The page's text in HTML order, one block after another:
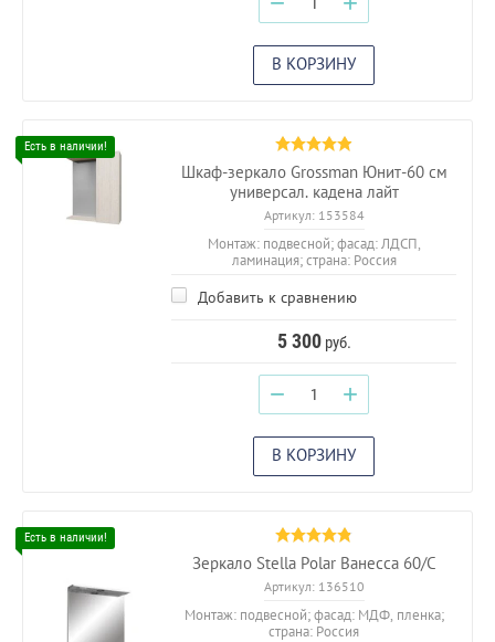
В КОРЗИНУ
Шкаф-зеркало Grossman Юнит-60 см
универсал. кадена лайт
Артикул:153584
Монтаж: подвесной; фасад: ЛДСП,
ламинация; страна: Россия
Добавить к сравнению
5 300руб.
− +
В КОРЗИНУ
Зеркало Stella Polar Ванесса 60/С
Артикул:136510
Монтаж: подвесной; фасад: МДФ, пленка;
страна: Россия